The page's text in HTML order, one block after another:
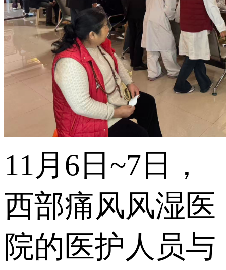
11月6日~7日，
西部痛风风湿医
院的医护人员与